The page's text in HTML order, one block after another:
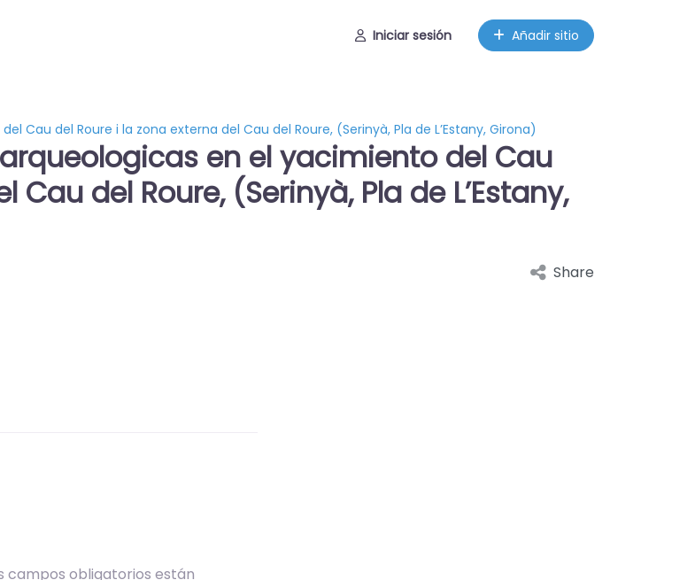
Iniciar sesión Añadir sitio
del Roure i la zona externa del Cau del Roure, (Serinyà, Pla de L’Estany, Girona)
en el yacimiento del Cau
del Roure, (Serinyà, Pla de L’Estany,
Share
campos obligatorios están